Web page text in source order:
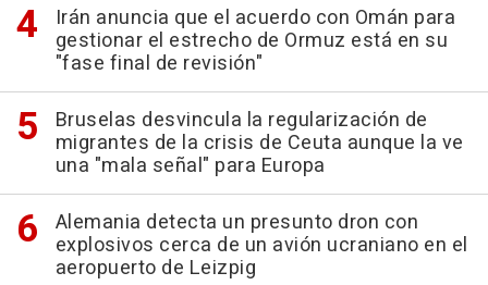
Irán anuncia que el acuerdo con Omán para
gestionar el estrecho de Ormuz está en su
"fase final de revisión"
Bruselas desvincula la regularización de
migrantes de la crisis de Ceuta aunque la ve
una "mala señal" para Europa
Alemania detecta un presunto dron con
explosivos cerca de un avión ucraniano en el
aeropuerto de Leizpig